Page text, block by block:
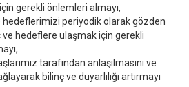
gerekli önlemleri almayı,
hedeflerimizi periyodik olarak gözden
hedeflere ulaşmak için gerekli
tarafından anlaşılmasını ve
bilinç ve duyarlılığı artırmayı